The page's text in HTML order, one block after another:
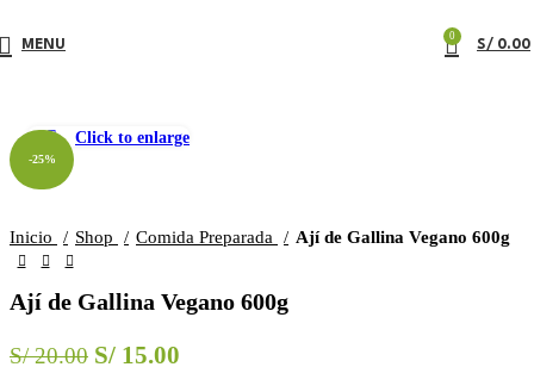
MENU
0
S/ 0.00
-25%
Click to enlarge
Inicio Shop Comida Preparada Ají de Gallina Vegano 600g
Ají de Gallina Vegano 600g
S/20.00 S/ 15.00